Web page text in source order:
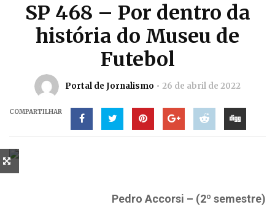
SP 468 – Por dentro da
história do Museu de
Futebol
Portal de Jornalismo 26 de abril de 2022
COMPARTILHAR
Pedro Accorsi – (2º semestre)